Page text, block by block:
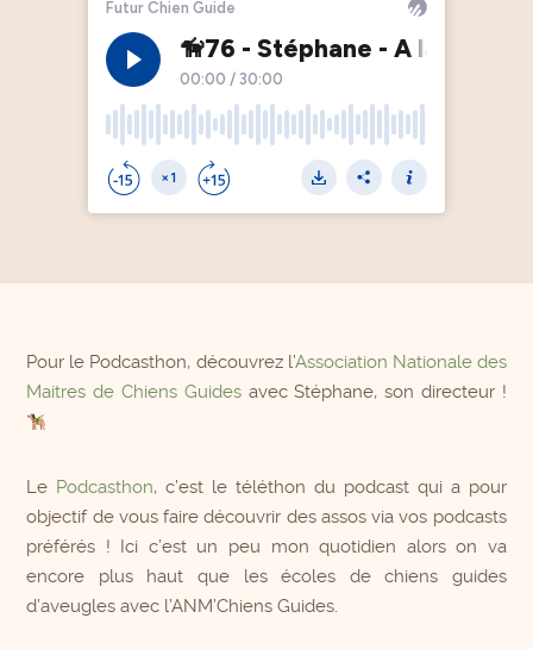
Pour le Podcasthon, découvrez l’Association Nationale des
Maitres de Chiens Guidesavec Stéphane, son directeur !
Le Podcasthon, c’est le téléthon du podcast qui a pour
objectif de vous faire découvrir des assos via vos podcasts
préférés ! Ici c’est un peu mon quotidien alors on va
encore plus haut que les écoles de chiens guides
d’aveugles avec l’ANM’Chiens Guides.